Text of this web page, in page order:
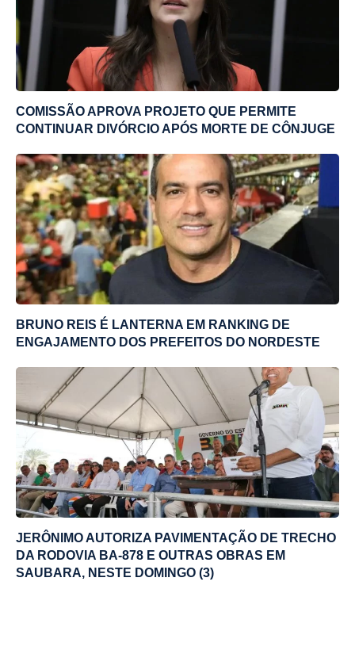
COMISSÃO APROVA PROJETO QUE PERMITE
CONTINUAR DIVÓRCIO APÓS MORTE DE CÔNJUGE
BRUNO REIS É LANTERNA EM RANKING DE
ENGAJAMENTO DOS PREFEITOS DO NORDESTE
JERÔNIMO AUTORIZA PAVIMENTAÇÃO DE TRECHO
DA RODOVIA BA-878 E OUTRAS OBRAS EM
SAUBARA, NESTE DOMINGO (3)